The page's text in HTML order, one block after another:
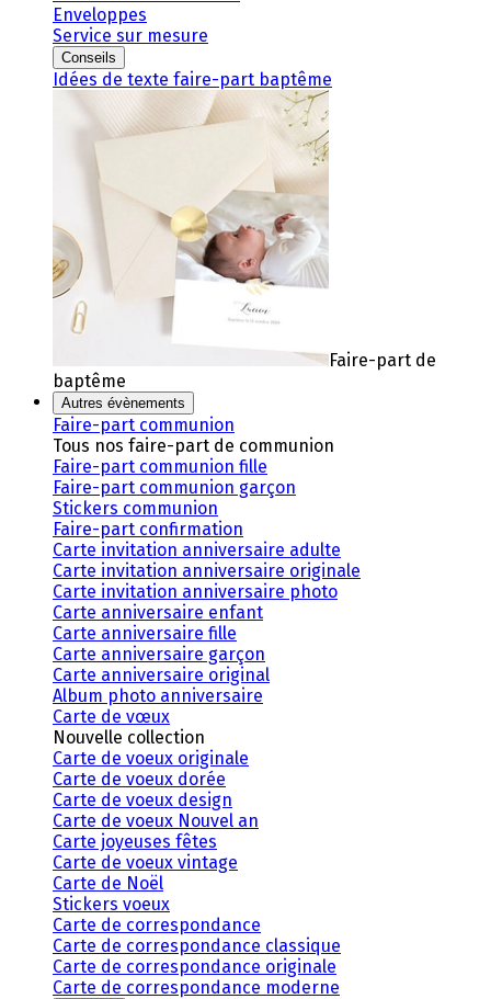
Enveloppes
Service sur mesure
Conseils
Idées de texte faire-part baptême
Faire-part de
baptême
Autres évènements
Faire-part communion
Tous nos faire-part de communion
Faire-part communion fille
Faire-part communion garçon
Stickers communion
Faire-part confirmation
Carte invitation anniversaire adulte
Carte invitation anniversaire originale
Carte invitation anniversaire photo
Carte anniversaire enfant
Carte anniversaire fille
Carte anniversaire garçon
Carte anniversaire original
Album photo anniversaire
Carte de vœux
Nouvelle collection
Carte de voeux originale
Carte de voeux dorée
Carte de voeux design
Carte de voeux Nouvel an
Carte joyeuses fêtes
Carte de voeux vintage
Carte de Noël
Stickers voeux
Carte de correspondance
Carte de correspondance classique
Carte de correspondance originale
Carte de correspondance moderne